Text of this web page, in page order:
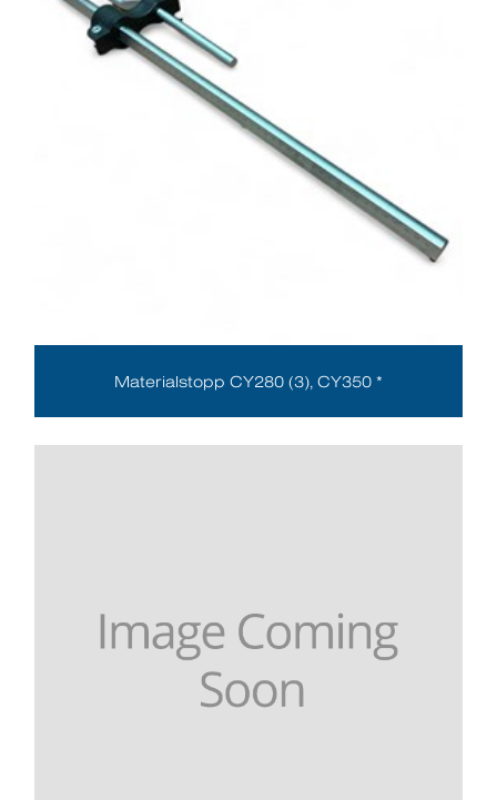
Materialstopp CY280 (3), CY350 *